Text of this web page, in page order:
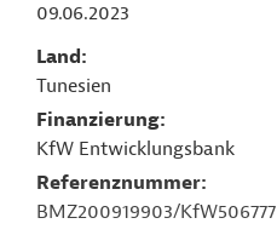
09.06.2023
Land
Tunesien
Finanzierung
KfW Entwicklungsbank
Referenznummer
BMZ200919903/KfW506777